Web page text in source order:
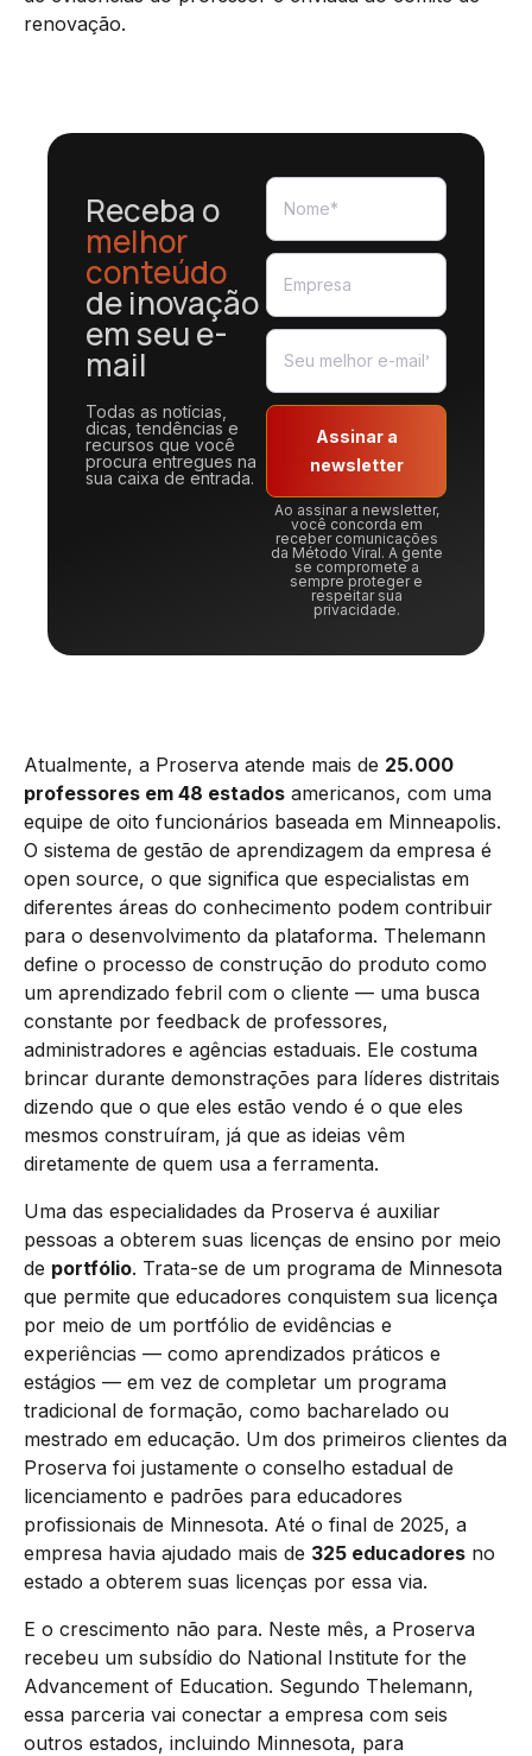
renovação.
Receba o
melhor
conteúdo
de inovação
em seu e-
mail
Todas as notícias,
dicas, tendências e
recursos que você
procura entregues na
sua caixa de entrada.
Assinar a
newsletter
Ao assinar a newsletter,
você concorda em
receber comunicações
da Método Viral. A gente
se compromete a
sempre proteger e
respeitar sua
privacidade.
Atualmente, a Proserva atende mais de 25.000
professores em 48 estados americanos, com uma
equipe de oito funcionários baseada em Minneapolis.
O sistema de gestão de aprendizagem da empresa é
open source, o que significa que especialistas em
diferentes áreas do conhecimento podem contribuir
para o desenvolvimento da plataforma. Thelemann
define o processo de construção do produto como
um aprendizado febril com o cliente — uma busca
constante por feedback de professores,
administradores e agências estaduais. Ele costuma
brincar durante demonstrações para líderes distritais
dizendo que o que eles estão vendo é o que eles
mesmos construíram, já que as ideias vêm
diretamente de quem usa a ferramenta.
Uma das especialidades da Proserva é auxiliar
pessoas a obterem suas licenças de ensino por meio
de portfólio. Trata-se de um programa de Minnesota
que permite que educadores conquistem sua licença
por meio de um portfólio de evidências e
experiências — como aprendizados práticos e
estágios — em vez de completar um programa
tradicional de formação, como bacharelado ou
mestrado em educação. Um dos primeiros clientes da
Proserva foi justamente o conselho estadual de
licenciamento e padrões para educadores
profissionais de Minnesota. Até o final de 2025, a
empresa havia ajudado mais de 325 educadores no
estado a obterem suas licenças por essa via.
E o crescimento não para. Neste mês, a Proserva
recebeu um subsídio do National Institute for the
Advancement of Education. Segundo Thelemann,
essa parceria vai conectar a empresa com seis
outros estados, incluindo Minnesota, para